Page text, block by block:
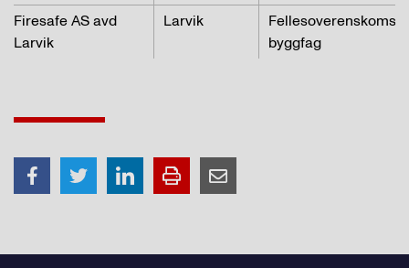
Firesafe AS avd
Larvik
Larvik
byggfag